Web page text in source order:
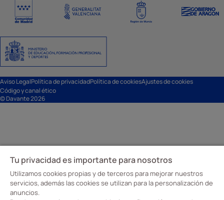
Aviso LegalPolítica de privacidadPolítica de cookiesAjustes de cookies
Código y canal ético
© Davante 2026
Tu privacidad es importante para nosotros
Utilizamos cookies propias y de terceros para mejorar nuestros
servicios, además las cookies se utilizan para la personalización de
anuncios.